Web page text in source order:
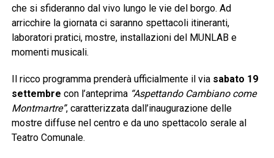
che si sfideranno dal vivo lungo le vie del borgo. Ad
arricchire la giornata ci saranno spettacoli itineranti,
laboratori pratici, mostre, installazioni del MUNLAB e
momenti musicali.
Il ricco programma prenderà ufficialmente il via sabato 19
settembre con l’anteprima “Aspettando Cambiano come
Montmartre”, caratterizzata dall’inaugurazione delle
mostre diffuse nel centro e da uno spettacolo serale al
Teatro Comunale.